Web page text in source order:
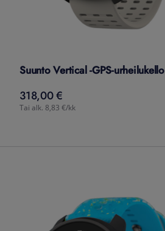
Suunto Vertical -GPS-urheilukello
318,00 €
318,00€
Tai alk. 8,83 €/kk